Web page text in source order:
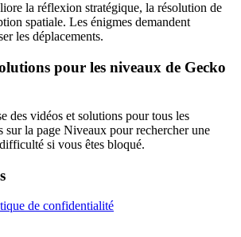
la réflexion stratégique, la résolution de
spatiale. Les énigmes demandent
les déplacements.
pour les niveaux de Gecko
des vidéos et solutions pour tous les
sur la page Niveaux pour rechercher une
si vous êtes bloqué.
de confidentialité